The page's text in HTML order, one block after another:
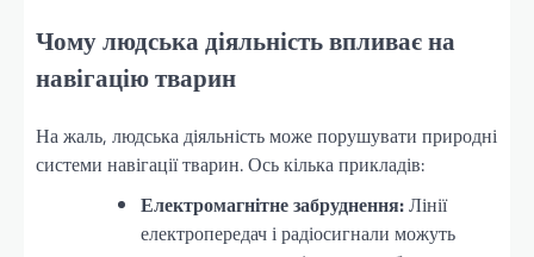
Чому людська діяльність впливає на
навігацію тварин
На жаль, людська діяльність може порушувати природні
системи навігації тварин. Ось кілька прикладів:
Електромагнітне забруднення:Лінії
електропередач і радіосигнали можуть